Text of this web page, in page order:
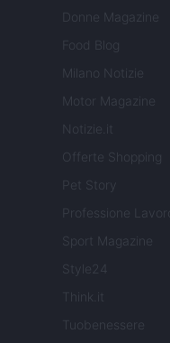
Donne Magazine
Food Blog
Milano Notizie
Motor Magazine
Notizie.it
Offerte Shopping
Pet Story
Professione Lavoro
Sport Magazine
Style24
Think.it
Tuobenessere